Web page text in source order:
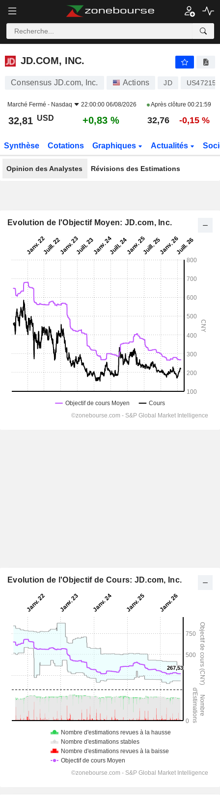
JD.COM, INC.
JD.COM, INC.
Consensus JD.com, Inc. Actions JD
Marché Fermé - Nasdaq 22:00:00 06/08/2026 Après clôture 00:21:59
32,81 USD +0,83 % 32,76 -0,15 %
Synthèse Cotations Graphiques Actualités
Opinion des Analystes Révisions des Estimations
Evolution de l'Objectif Moyen: JD.com, Inc.
Evolution de l'Objectif de Cours: JD.com, Inc.